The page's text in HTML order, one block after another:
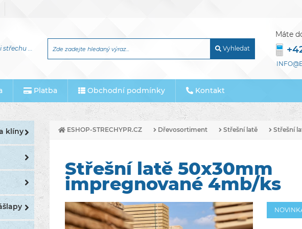
střechu ... Vyhledat
Máte
Platba Obchodní podmínky Kontakt
klíny ESHOP-STRECHYPR.CZ Dřevosortiment Střešní latě Střešní
Střešní latě 50x30mm
impregnované 4mb/ks